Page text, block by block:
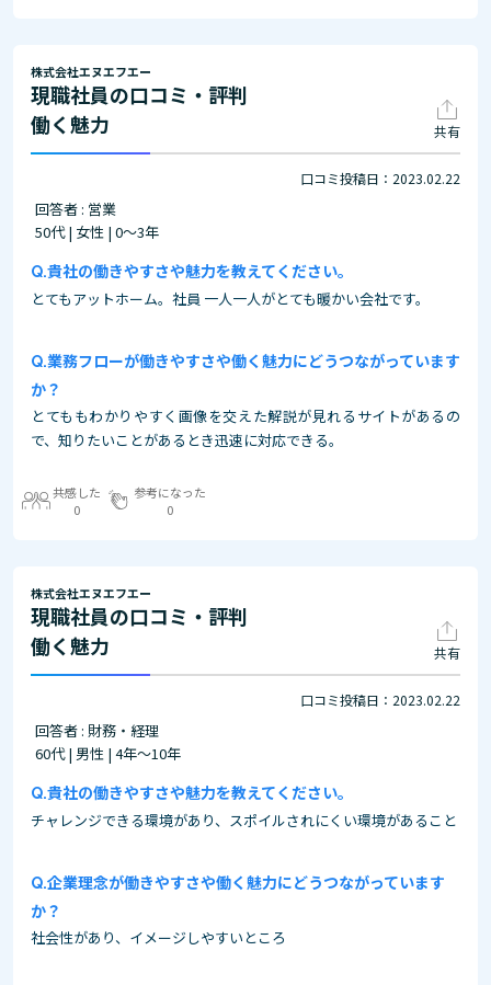
株式会社エヌエフエー
現職社員の口コミ・評判
働く魅力
共有
口コミ投稿日：2023.02.22
回答者 : 営業
50代 | 女性 | 0～3年
貴社の働きやすさや魅力を教えてください。
とてもアットホーム。社員 一人一人がとても暖かい会社です。
業務フローが働きやすさや働く魅力にどうつながっています
か？
とてももわかりやすく画像を交えた解説が見れるサイトがあるの
で、知りたいことがあるとき迅速に対応できる。
共感した
0
参考になった
0
株式会社エヌエフエー
現職社員の口コミ・評判
働く魅力
共有
口コミ投稿日：2023.02.22
回答者 : 財務・経理
60代 | 男性 | 4年～10年
貴社の働きやすさや魅力を教えてください。
チャレンジできる環境があり、スポイルされにくい環境があること
企業理念が働きやすさや働く魅力にどうつながっています
か？
社会性があり、イメージしやすいところ